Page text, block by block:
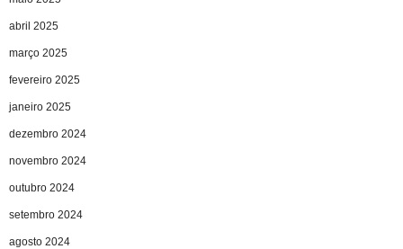
abril 2025
março 2025
fevereiro 2025
janeiro 2025
dezembro 2024
novembro 2024
outubro 2024
setembro 2024
agosto 2024